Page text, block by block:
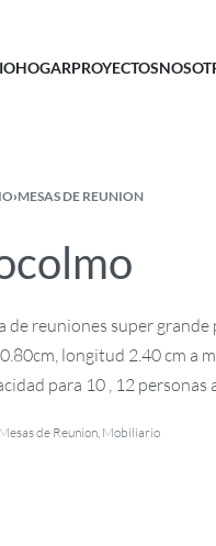
HOGARPROYECTOS
›MESAS DE REUNION
de reuniones super
longitud 2.40 cm a
para 10 , 12 personas
Mesas de Reunion, Mobiliario